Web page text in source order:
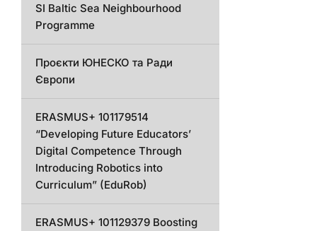
SI Baltic Sea Neighbourhood
Programme
Проєкти ЮНЕСКО та Ради
Європи
ERASMUS+ 101179514
“Developing Future Educators’
Digital Competence Through
Introducing Robotics into
Curriculum” (EduRob)
ERASMUS+ 101129379 Boosting